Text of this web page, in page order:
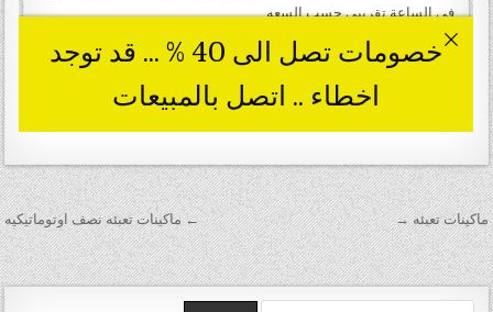
تصفّح المقالات ← ماكينات تعبئه نصف اوتوماتيكيه ماكينات تعبئه‎ →